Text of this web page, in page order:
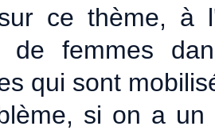
ce thème, à
de femmes
qui sont
si on a